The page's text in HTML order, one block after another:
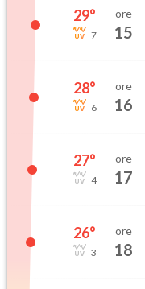
29°
7
ore
15
28°
6
ore
16
27°
4
ore
17
26°
3
ore
18